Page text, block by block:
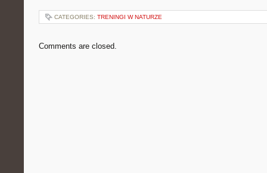
CATEGORIES: TRENINGI W NATURZE
Comments are closed.